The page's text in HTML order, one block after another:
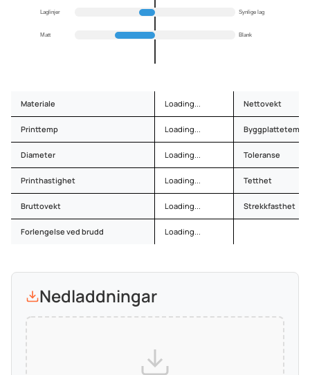
Laglinjer Synlige lag
Matt Blank
Materiale Loading... Nettovekt
Printtemp Loading... Byggplattetemp
Diameter Loading... Toleranse
Printhastighet Loading... Tetthet
Bruttovekt Loading... Strekkfasthet
Forlengelse ved brudd Loading...
Nedladdningar